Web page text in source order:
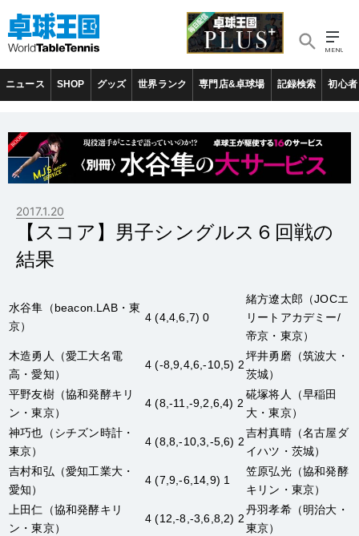
ニュース SHOP グッズ 世界ランク 専門店&卓球場 記録検索 初心者
2017.1.20
【スコア】男子シングルス６回戦の
結果
水谷隼 （beacon.LAB・東
京）
4 (4,4,6,7) 0
緒方遼太郎 （JOCエ
リートアカデミー/
帝京・東京）
木造勇人
（愛工大名電
高・愛知）
4 (-8,9,4,6,-10,5) 2
坪井勇磨（筑波大・
茨城）
平野友樹（協和発酵キリ
ン・東京）
4 (8,-11,-9,2,6,4) 2
硴塚将人
（早稲田
大・東京）
神巧也 （シチズン時計・
東京）
4 (8,8,-10,3,-5,6) 2
吉村真晴（名古屋ダ
イハツ・茨城）
吉村和弘 （愛知工業大・
愛知）
4 (7,9,-6,14,9) 1
笠原弘光（協和発酵
キリン・東京）
上田仁 （協和発酵キリ
ン・東京）
4 (12,-8,-3,6,8,2) 2
丹羽孝希（明治大・
東京）